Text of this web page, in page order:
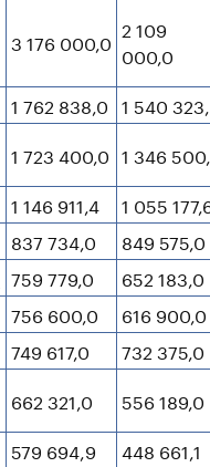
3 176 000,0 2 109
000,0
1 762 838,0 1 540
1 723 400,0 1 346
1 146 911,4
1 055
837 734,0
849 575,0
759 779,0
652 183,0
756 600,0
616 900,0
749 617,0
732 375,0
662 321,0
556 189,0
579 694,9
448 661,1